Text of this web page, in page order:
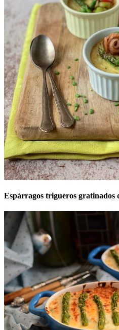
Espárragos trigueros gratinados